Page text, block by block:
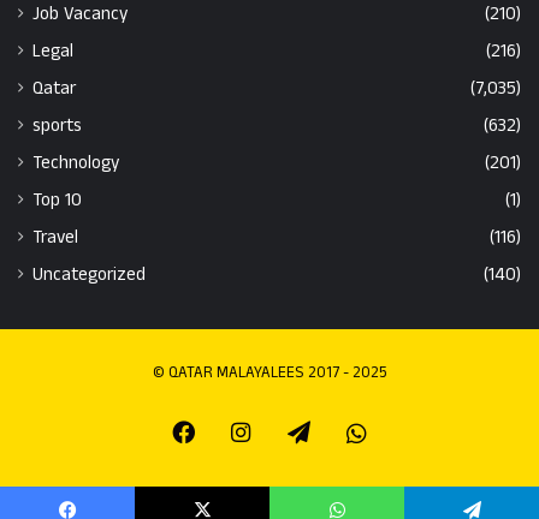
Job Vacancy
(210)
Legal
(216)
Qatar
(7,035)
sports
(632)
Technology
(201)
Top 10
(1)
Travel
(116)
Uncategorized
(140)
© QATAR MALAYALEES 2017 - 2025
FacebookInstagramTelegramWhatsapp